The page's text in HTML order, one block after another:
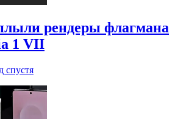
рендеры флагмана
1 VII
спустя